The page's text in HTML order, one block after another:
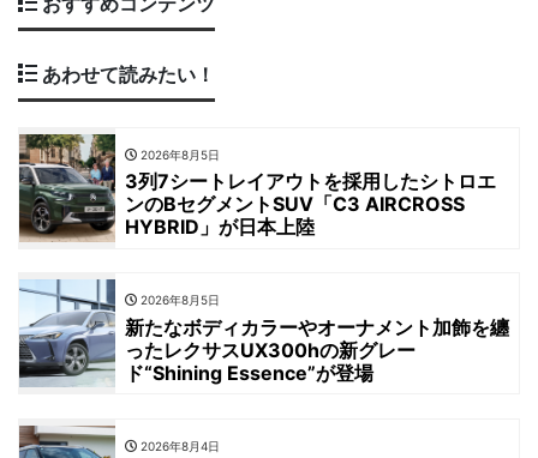
あわせて読みたい！
2026年8月5日
3列7シートレイアウトを採用したシトロエ
ンのBセグメントSUV「C3 AIRCROSS
HYBRID」が日本上陸
2026年8月5日
新たなボディカラーやオーナメント加飾を纏
ったレクサスUX300hの新グレー
ド“Shining Essence”が登場
2026年8月4日